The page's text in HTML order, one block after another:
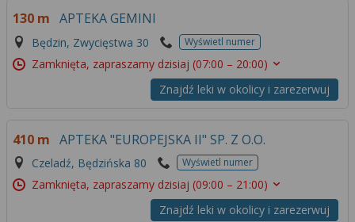
130 m APTEKA GEMINI
Będzin, Zwycięstwa 30 Wyświetl numer
Zamknięta, zapraszamy dzisiaj (07:00 – 20:00)
Znajdź leki w okolicy i zarezerwuj
410 m APTEKA "EUROPEJSKA II" SP. Z O.O.
Czeladź, Będzińska 80 Wyświetl numer
Zamknięta, zapraszamy dzisiaj (09:00 – 21:00)
Znajdź leki w okolicy i zarezerwuj
narzędzi zewnętrznych w naszym serwisie
znajdziesz wRegulaminie Serwisu